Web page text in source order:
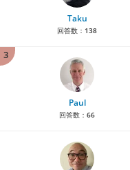
Taku
回答数： 138
3
Paul
回答数： 66